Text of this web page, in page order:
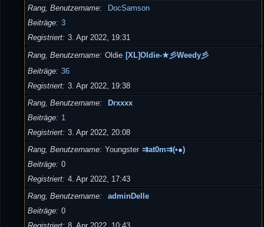
Rang, Benutzername
DocSamson
Beiträge 3
Registriert 3. Apr 2022, 19:31
Rang, Benutzername Oldie [XL]Oldie-★彡Weedy彡
Beiträge 36
Registriert 3. Apr 2022, 19:38
Rang, Benutzername
Drxxxx
Beiträge
1
Registriert 3. Apr 2022, 20:08
Rang, Benutzername Youngster ⇉at0m⇉(•●)
Beiträge 0
Registriert 4. Apr 2022, 17:43
Rang, Benutzername
adminDelle
Beiträge 0